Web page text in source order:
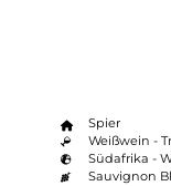
Spier
Weißwein -
Südafrika -
Sauvignon